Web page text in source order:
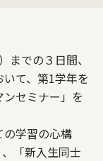
での３日間、
て、第1学年を
セミナー」を
学習の心構
「新入生同士